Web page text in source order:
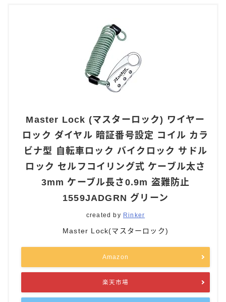
Master Lock (マスターロック) ワイヤー
ロック ダイヤル 暗証番号設定 コイル カラ
ビナ型 自転車ロック バイクロック サドル
ロック セルフコイリング式 ケーブル太さ
3mm ケーブル長さ0.9m 盗難防止
1559JADGRN グリーン
created by Rinker
Master Lock(マスターロック)
Amazon
楽天市場